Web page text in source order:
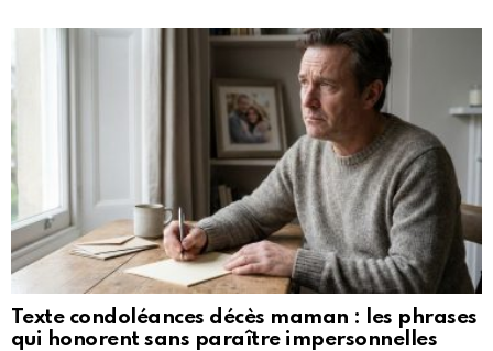
Texte condoléances décès maman : les phrases
qui honorent sans paraître impersonnelles